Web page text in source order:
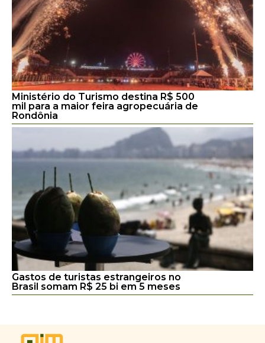
Ministério do Turismo destina R$ 500
mil para a maior feira agropecuária de
Rondônia
Gastos de turistas estrangeiros no
Brasil somam R$ 25 bi em 5 meses